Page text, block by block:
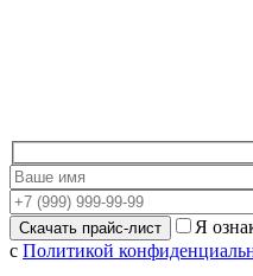
Я
с Политикой